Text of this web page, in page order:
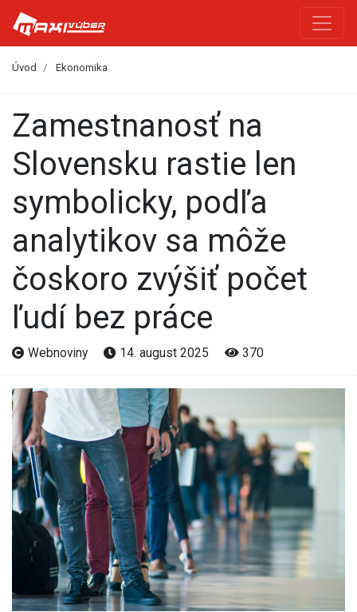
Úvod Ekonomika
Zamestnanosť na
Slovensku rastie len
symbolicky, podľa
analytikov sa môže
čoskoro zvýšiť počet
ľudí bez práce
Webnoviny 14. august 2025 370